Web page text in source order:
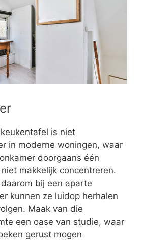
is niet
in moderne woningen, waar
doorgaans één
makkelijk concentreren.
bij een aparte
kunnen ze luidop herhalen
Maak van die
een oase van studie, waar
gerust mogen